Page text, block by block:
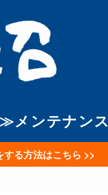
≫メンテナンス
る方法はこちら >>